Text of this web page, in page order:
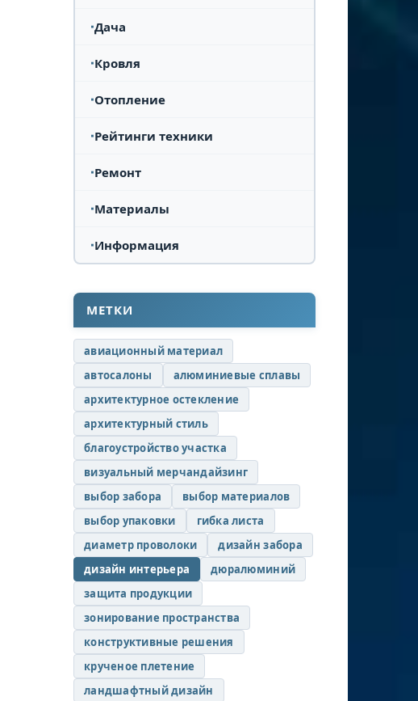
Дача
Кровля
Отопление
Рейтинги техники
Ремонт
Материалы
Информация
МЕТКИ
авиационный материал
автосалоны
алюминиевые сплавы
архитектурное остекление
архитектурный стиль
благоустройство участка
визуальный мерчандайзинг
выбор забора
выбор материалов
выбор упаковки
гибка листа
диаметр проволоки
дизайн забора
дизайн интерьера
дюралюминий
защита продукции
зонирование пространства
конструктивные решения
крученое плетение
ландшафтный дизайн